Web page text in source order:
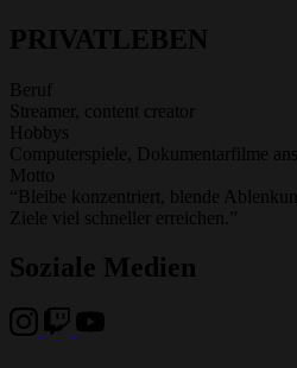
PRIVATLEBEN
Beruf
Streamer, content creator
Hobbys
Computerspiele, Dokumentarfilme
Motto
“Bleibe konzentriert, blende
Ziele viel schneller erreichen.”
Soziale Medien